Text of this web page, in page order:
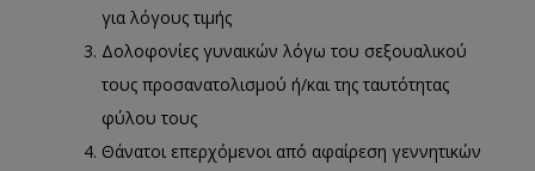
για λόγους τιμής
Δολοφονίες γυναικών λόγω του σεξουαλικού
τους προσανατολισμού ή/και της ταυτότητας
φύλου τους
Θάνατοι επερχόμενοι από αφαίρεση γεννητικών